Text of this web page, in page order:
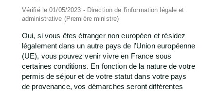
Vérifié le 01/05/2023 - Direction de l'information légale et
administrative (Première ministre)
Oui, si vous êtes étranger non européen et résidez
légalement dans un autre pays de l'Union européenne
(UE), vous pouvez venir vivre en France sous
certaines conditions. En fonction de la nature de votre
permis de séjour et de votre statut dans votre pays
de provenance, vos démarches seront différentes